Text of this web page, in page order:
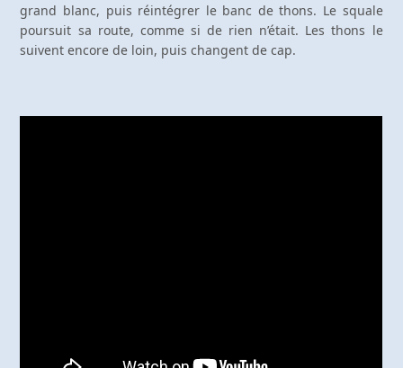
grand blanc, puis réintégrer le banc de thons. Le squale
poursuit sa route, comme si de rien n’était. Les thons le
suivent encore de loin, puis changent de cap.